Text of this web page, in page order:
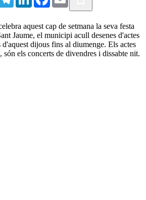
aquest cap de setmana la seva festa
Jaume, el municipi acull desenes d'actes
d'aquest dijous fins al diumenge. Els actes
els concerts de divendres i dissabte nit.